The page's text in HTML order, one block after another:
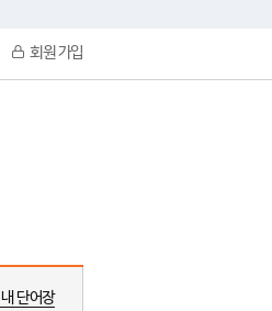
회원 가입
내 단어장